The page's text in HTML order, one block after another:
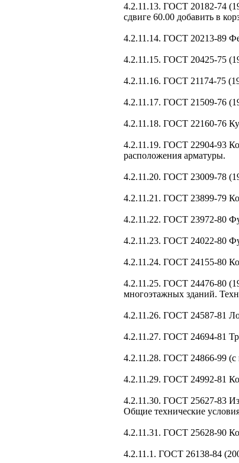
4.2.11.13. ГОСТ 20182-74
сдвиге 60.00 добавить в
4.2.11.14. ГОСТ 20213-89
4.2.11.15. ГОСТ 20425-75
4.2.11.16. ГОСТ 21174-75
4.2.11.17. ГОСТ 21509-76
4.2.11.18. ГОСТ 22160-76
4.2.11.19. ГОСТ 22904-93
расположения арматуры.
4.2.11.20. ГОСТ 23009-78
4.2.11.21. ГОСТ 23899-79
4.2.11.22. ГОСТ 23972-80
4.2.11.23. ГОСТ 24022-80
4.2.11.24. ГОСТ 24155-80
4.2.11.25. ГОСТ 24476-80
многоэтажных зданий.
4.2.11.26. ГОСТ 24587-81
4.2.11.27. ГОСТ 24694-81
4.2.11.28. ГОСТ 24866-99 (с
4.2.11.29. ГОСТ 24992-81
4.2.11.30. ГОСТ 25627-83
Общие технические
4.2.11.31. ГОСТ 25628-90
4.2.11.1. ГОСТ 26138-84